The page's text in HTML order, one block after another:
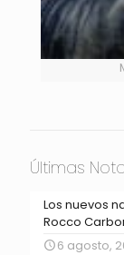
Últimas
Los nuevos
Rocco
6 agosto,